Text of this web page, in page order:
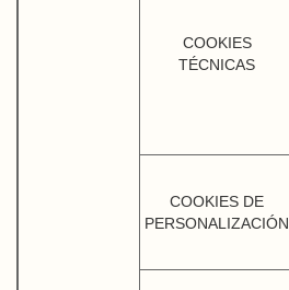
COOKIES
TÉCNICAS
COOKIES DE
PERSONALIZACIÓN